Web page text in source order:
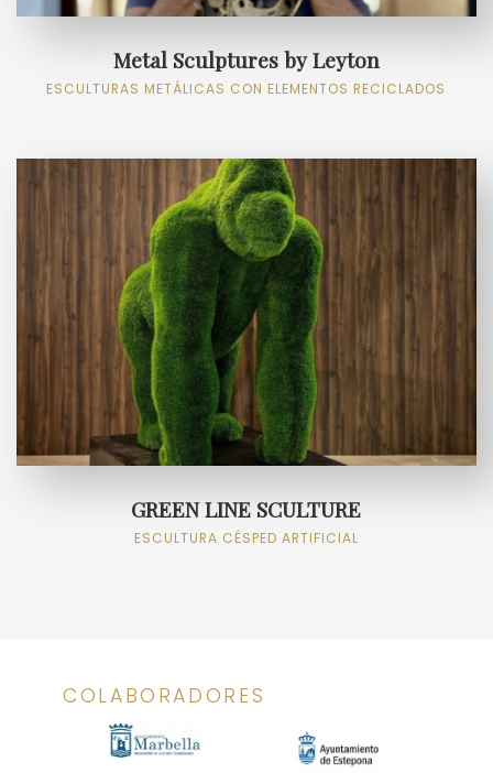
Metal Sculptures by Leyton
ESCULTURAS METÁLICAS CON ELEMENTOS RECICLADOS
GREEN LINE SCULTURE
ESCULTURA CÉSPED ARTIFICIAL
COLABORADORES